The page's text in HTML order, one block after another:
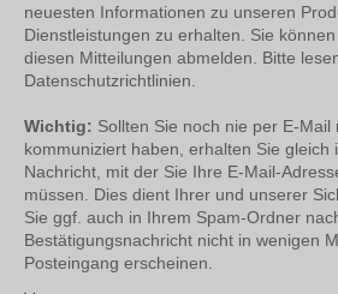
neuesten Informationen zu unseren
Dienstleistungen zu erhalten. Sie
diesen Mitteilungen abmelden. Bitte
Datenschutzrichtlinien.
Wichtig: Sollten Sie noch nie per E-Mail
kommuniziert haben, erhalten Sie gleich
Nachricht, mit der Sie Ihre E-Mail-
müssen. Dies dient Ihrer und unserer
Sie ggf. auch in Ihrem Spam-Ordner
Bestätigungsnachricht nicht in wenigen
Posteingang erscheinen.